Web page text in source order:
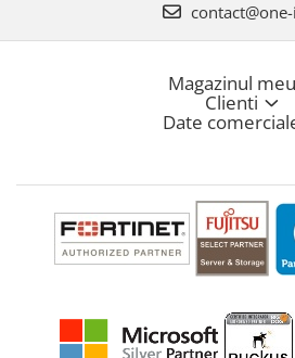
Magazinul meu
Clienti
Date